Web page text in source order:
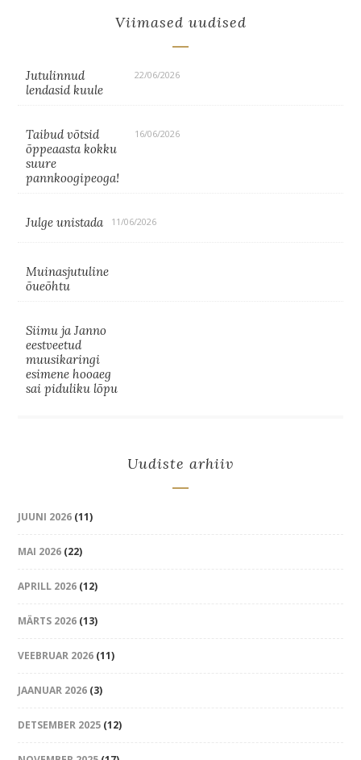
Viimased uudised
Jutulinnud
lendasid kuule
22/06/2026
Taibud võtsid
õppeaasta kokku
suure
pannkoogipeoga!
16/06/2026
Julge unistada 11/06/2026
Muinasjutuline
õueõhtu
Siimu ja Janno
eestveetud
muusikaringi
esimene hooaeg
sai piduliku lõpu
Uudiste arhiiv
JUUNI 2026 (11)
MAI 2026 (22)
APRILL 2026 (12)
MÄRTS 2026 (13)
VEEBRUAR 2026 (11)
JAANUAR 2026 (3)
DETSEMBER 2025 (12)